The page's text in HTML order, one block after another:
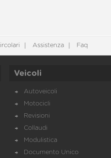
Assistenza Faq
Veicoli
Autoveicoli
Motocicli
Revisioni
Collaudi
Modulistica
Documento Unico